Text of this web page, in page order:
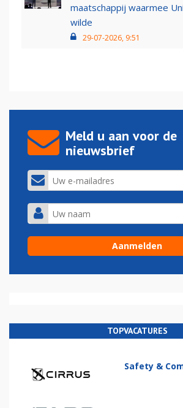
maatschappij waarmee
wilde
29-07-2026, 9:51
Meld u aan voor de
nieuwsbrief
TOPVACATURES
Safety &